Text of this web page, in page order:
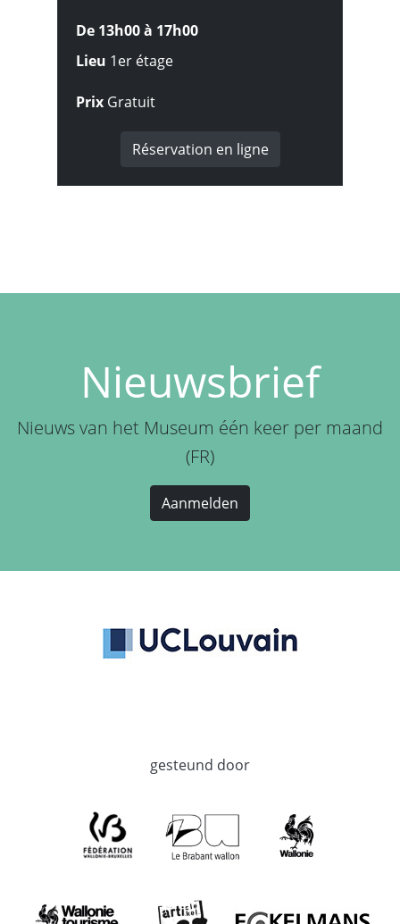
De 13h00 à 17h00
Lieu 1er étage
Prix Gratuit
Réservation en ligne
Nieuwsbrief
Nieuws van het Museum één keer per maand
(FR)
Aanmelden
gesteund door